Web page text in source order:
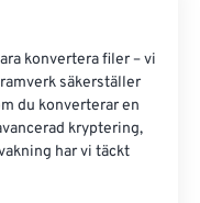
konvertera filer – vi
säkerställer
du konverterar en
kryptering,
har vi täckt